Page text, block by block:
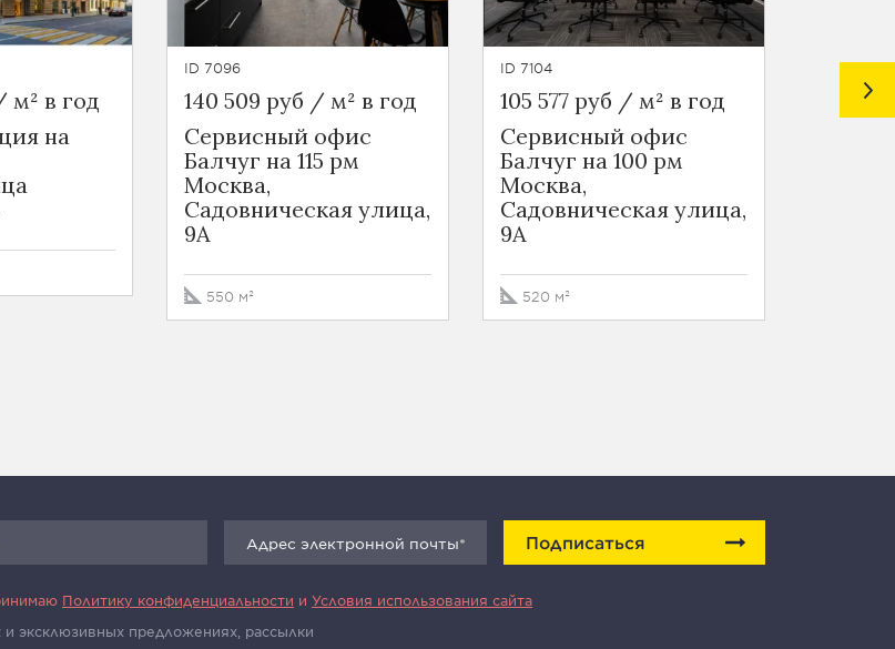
м² в год
на
ID 7096
140 509 руб / м² в год
Сервисный офис
Балчуг на 115 рм
Москва,
Садовническая улица,
9А
550 м²
ID 7104
105 577 руб / м² в год
Сервисный офис
Балчуг на 100 рм
Москва,
Садовническая улица,
9А
520 м²
ID 6160
119
Подписаться
Политику конфиденциальности и Условия использования сайта
эксклюзивных предложениях, рассылки